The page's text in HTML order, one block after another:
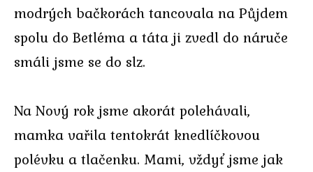
modrých bačkorách tancovala na Půjdem
spolu do Betléma a táta ji zvedl do náruče
smáli jsme se do slz.
Na Nový rok jsme akorát polehávali,
mamka vařila tentokrát knedlíčkovou
polévku a tlačenku. Mami, vždyť jsme jak